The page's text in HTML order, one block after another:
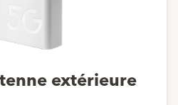
extérieure